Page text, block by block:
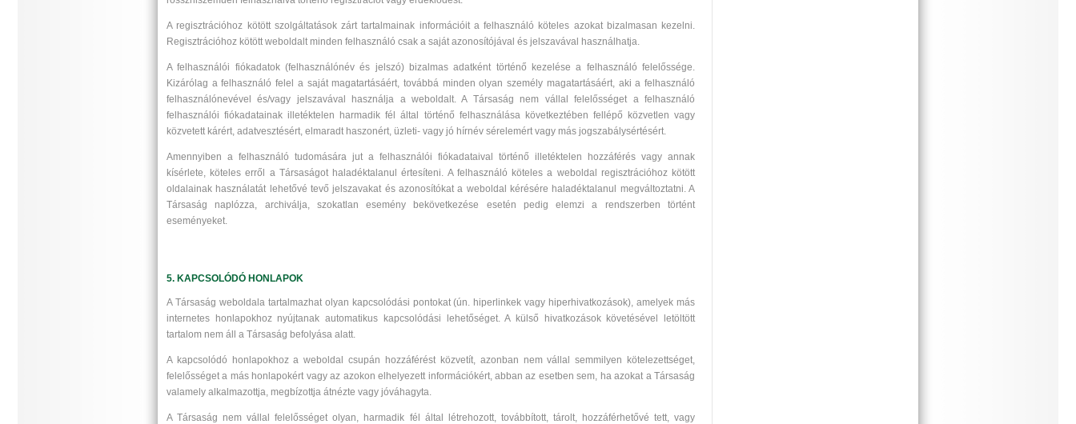
A regisztrációhoz kötött szolgáltatások zárt tartalmainak információit a felhasználó köteles azokat bizalmasan kezelni.
Regisztrációhoz kötött weboldalt minden felhasználó csak a saját azonosítójával és jelszavával használhatja.
A felhasználói fiókadatok (felhasználónév és jelszó) bizalmas adatként történő kezelése a felhasználó felelőssége.
Kizárólag a felhasználó felel a saját magatartásáért, továbbá minden olyan személy magatartásáért, aki a felhasználó
felhasználónevével és/vagy jelszavával használja a weboldalt. A Társaság nem vállal felelősséget a felhasználó
felhasználói fiókadatainak illetéktelen harmadik fél által történő felhasználása következtében fellépő közvetlen vagy
közvetett kárért, adatvesztésért, elmaradt haszonért, üzleti- vagy jó hírnév sérelemért vagy más jogszabálysértésért.
Amennyiben a felhasználó tudomására jut a felhasználói fiókadataival történő illetéktelen hozzáférés vagy annak
kísérlete, köteles erről a Társaságot haladéktalanul értesíteni. A felhasználó köteles a weboldal regisztrációhoz kötött
oldalainak használatát lehetővé tevő jelszavakat és azonosítókat a weboldal kérésére haladéktalanul megváltoztatni. A
Társaság naplózza, archiválja, szokatlan esemény bekövetkezése esetén pedig elemzi a rendszerben történt
eseményeket.
5. KAPCSOLÓDÓ HONLAPOK
A Társaság weboldala tartalmazhat olyan kapcsolódási pontokat (ún. hiperlinkek vagy hiperhivatkozások), amelyek más
internetes honlapokhoz nyújtanak automatikus kapcsolódási lehetőséget. A külső hivatkozások követésével letöltött
tartalom nem áll a Társaság befolyása alatt.
A kapcsolódó honlapokhoz a weboldal csupán hozzáférést közvetít, azonban nem vállal semmilyen kötelezettséget,
felelősséget a más honlapokért vagy az azokon elhelyezett információkért, abban az esetben sem, ha azokat a Társaság
valamely alkalmazottja, megbízottja átnézte vagy jóváhagyta.
A Társaság nem vállal felelősséget olyan, harmadik fél által létrehozott, továbbított, tárolt, hozzáférhetővé tett, vagy